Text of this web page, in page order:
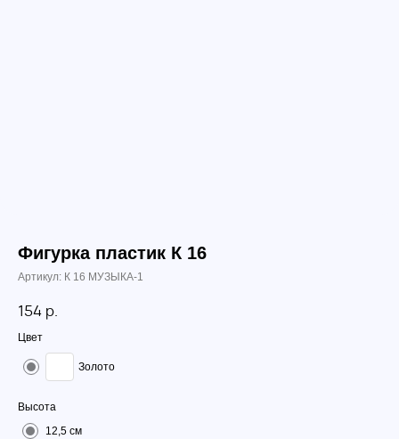
Фигурка пластик К 16
Артикул: К 16 МУЗЫКА-1
154 р.
Цвет
Золото
Высота
12,5 см